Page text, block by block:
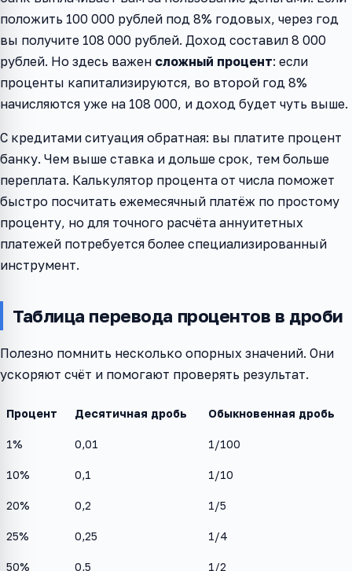
положить 100 000 рублей под 8% годовых, через год
вы получите 108 000 рублей. Доход составил 8 000
рублей. Но здесь важен сложный процент: если
проценты капитализируются, во второй год 8%
начисляются уже на 108 000, и доход будет чуть выше.
С кредитами ситуация обратная: вы платите процент
банку. Чем выше ставка и дольше срок, тем больше
переплата. Калькулятор процента от числа поможет
быстро посчитать ежемесячный платёж по простому
проценту, но для точного расчёта аннуитетных
платежей потребуется более специализированный
инструмент.
Таблица перевода процентов в дроби
Полезно помнить несколько опорных значений. Они
ускоряют счёт и помогают проверять результат.
Процент Десятичная дробь Обыкновенная дробь
1% 0,01 1/100
10% 0,1 1/10
20% 0,2 1/5
25% 0,25 1/4
50% 0,5 1/2